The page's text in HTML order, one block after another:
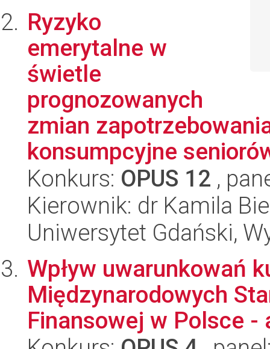
Ryzyko
emerytalne w
świetle
prognozowanych
zmian
konsumpcyjne
Konkurs: OPUS 12 ,
Kierownik: dr Kamila
Uniwersytet Gdański,
Wpływ uwarunkowań
Międzynarodowych
Finansowej w Polsce -